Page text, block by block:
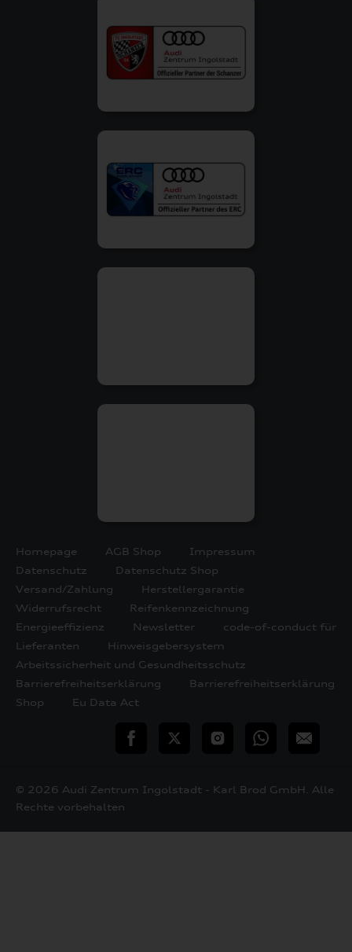
Homepage AGB Shop
Impressum
Datenschutz
Datenschutz Shop
Versand/Zahlung
Herstellergarantie
Widerrufsrecht
Reifenkennzeichnung
Energieeffizienz
Newsletter
code-of-conduct für
Lieferanten
Hinweisgebersystem
Arbeitssicherheit und Gesundheitsschutz
Barrierefreiheitserklärung
Barrierefreiheitserklärung
Shop
Eu Data Act
teilen Twitter InstagramWhatsApp
E-
© 2026 Audi Zentrum Ingolstadt - Karl Brod GmbH. Alle
Rechte vorbehalten